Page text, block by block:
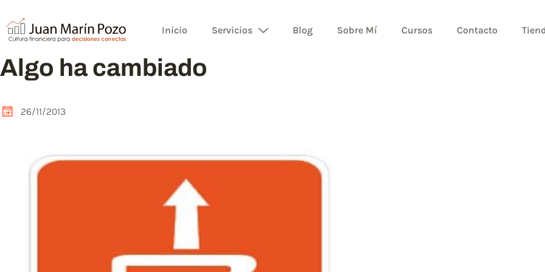
Inicio Servicios Blog Sobre Mí Cursos Contacto
Algo ha cambiado
26/11/2013